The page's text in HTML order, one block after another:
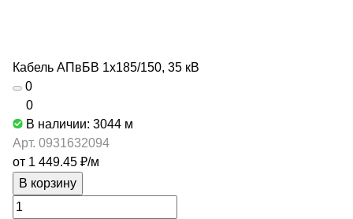
Кабель АПвБВ 1х185/150, 35 кВ
0
0
В наличии: 3044 м
Арт. 0931632094
от 1 449.45 ₽/м
В корзину